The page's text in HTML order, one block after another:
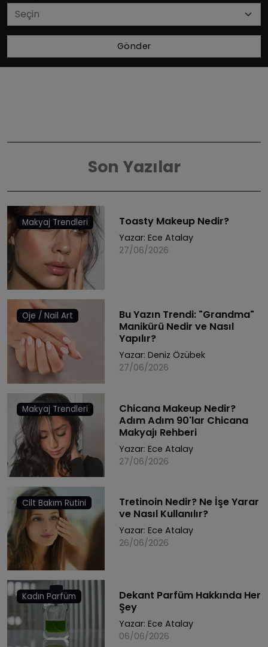
Gönder
Son Yazılar
Makyaj Trendleri Toasty Makeup Nedir?
Yazar: Ece Atalay
27/06/2026
Oje / Nail Art
Bu Yazın Trendi: "Grandma"
Manikürü Nedir ve Nasıl
Yapılır?
Yazar: Deniz Özübek
27/06/2026
Makyaj Trendleri
Chicana Makeup Nedir?
Adım Adım 90'lar Chicana
Makyajı Rehberi
Yazar: Ece Atalay
27/06/2026
Cilt Bakım Rutini
Tretinoin Nedir? Ne İşe Yarar
ve Nasıl Kullanılır?
Yazar: Ece Atalay
26/06/2026
Kadın Parfüm
Dekant Parfüm Hakkında Her
Şey
Yazar: Ece Atalay
06/06/2026